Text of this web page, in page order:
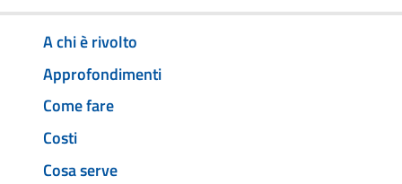
A chi è rivolto
Approfondimenti
Come fare
Costi
Cosa serve